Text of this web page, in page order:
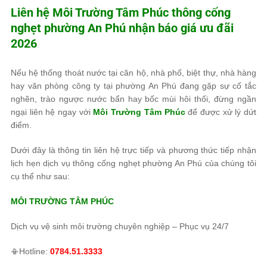
Liên hệ Môi Trường Tâm Phúc thông cống
nghẹt phường An Phú nhận báo giá ưu đãi
2026
Nếu hệ thống thoát nước tại căn hộ, nhà phố, biệt thự, nhà hàng
hay văn phòng công ty tại phường An Phú đang gặp sự cố tắc
nghẽn, trào ngược nước bẩn hay bốc mùi hôi thối, đừng ngần
ngại liên hệ ngay với Môi Trường Tâm Phúcđể được xử lý dứt
điểm.
Dưới đây là thông tin liên hệ trực tiếp và phương thức tiếp nhận
lịch hẹn dịch vụ thông cống nghẹt phường An Phú của chúng tôi
cụ thể như sau:
MÔI TRƯỜNG TÂM PHÚC
Dịch vụ vệ sinh môi trường chuyên nghiệp – Phục vụ 24/7
📳Hotline: 0784.51.3333